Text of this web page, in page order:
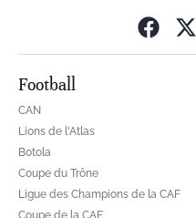
Football
CAN
Lions de l'Atlas
Botola
Coupe du Trône
Ligue des Champions de la CAF
Coupe de la CAF